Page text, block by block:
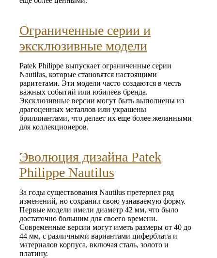
Ограниченные серии и
эксклюзивные модели
Patek Philippe выпускает ограниченные серии
Nautilus, которые становятся настоящими
раритетами. Эти модели часто создаются в честь
важных событий или юбилеев бренда.
Эксклюзивные версии могут быть выполнены из
драгоценных металлов или украшены
бриллиантами, что делает их еще более желанными
для коллекционеров.
Эволюция дизайна Patek
Philippe Nautilus
За годы существования Nautilus претерпел ряд
изменений, но сохранил свою узнаваемую форму.
Первые модели имели диаметр 42 мм, что было
достаточно большим для своего времени.
Современные версии могут иметь размеры от 40 до
44 мм, с различными вариантами циферблата и
материалов корпуса, включая сталь, золото и
платину.